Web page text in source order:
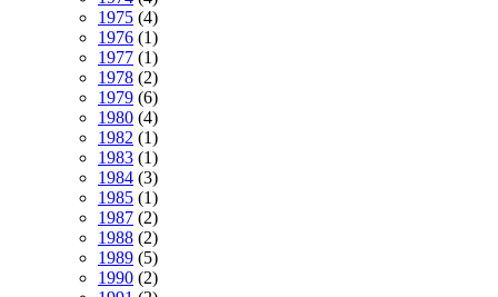
1975 (4)
1976 (1)
1977 (1)
1978 (2)
1979 (6)
1980 (4)
1982 (1)
1983 (1)
1984 (3)
1985 (1)
1987 (2)
1988 (2)
1989 (5)
1990 (2)